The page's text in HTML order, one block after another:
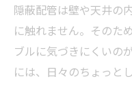
配管スペー
ガス圧の変
エアコンの隠蔽
隠蔽配管の
隠蔽配管は壁や天井の
に触れません。そのた
ブルに気づきにくいの
には、日々のちょっと